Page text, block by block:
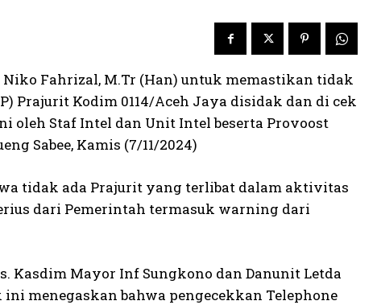
Fahrizal, M.Tr (Han) untuk memastikan tidak
Prajurit Kodim 0114/Aceh Jaya disidak dan di cek
oleh Staf Intel dan Unit Intel beserta Provoost
Sabee, Kamis (7/11/2024)
tidak ada Prajurit yang terlibat dalam aktivitas
dari Pemerintah termasuk warning dari
Kasdim Mayor Inf Sungkono dan Danunit Letda
menegaskan bahwa pengecekkan Telephone